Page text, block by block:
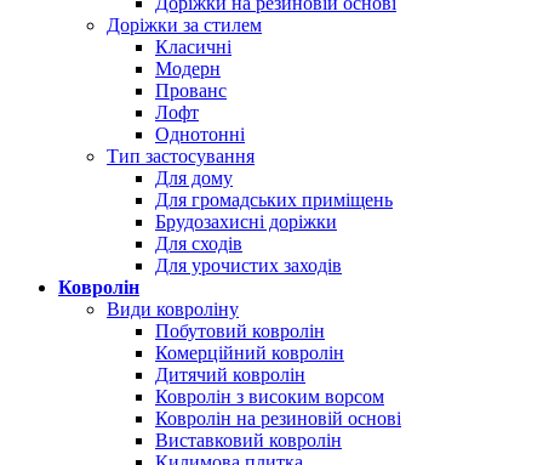
Доріжки за стилем
Класичні
Модерн
Прованс
Лофт
Однотонні
Тип застосування
Для дому
Для громадських приміщень
Брудозахисні доріжки
Для сходів
Для урочистих заходів
Ковролін
Види ковроліну
Побутовий ковролін
Комерційний ковролін
Дитячий ковролін
Ковролін з високим ворсом
Ковролін на резиновій основі
Виставковий ковролін